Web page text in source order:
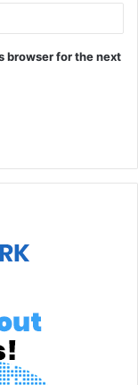
browser for the next